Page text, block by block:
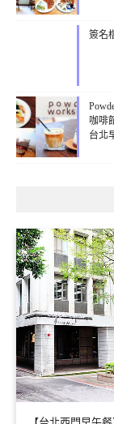
簽名
咖啡
台北